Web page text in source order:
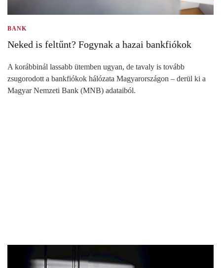
BANK
Neked is feltűnt? Fogynak a hazai bankfiókok
A korábbinál lassabb ütemben ugyan, de tavaly is tovább
zsugorodott a bankfiókok hálózata Magyarországon – derül ki a
Magyar Nemzeti Bank (MNB) adataiból.